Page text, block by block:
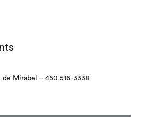
Mirabel – 450 516-3338